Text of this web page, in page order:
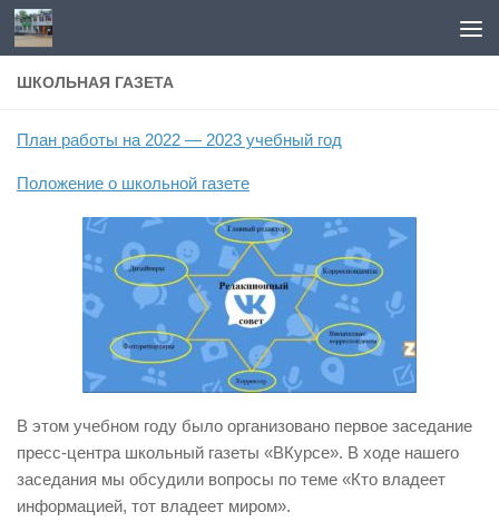
Перейти к содержимому
ШКОЛЬНАЯ ГАЗЕТА
План работы на 2022 — 2023 учебный год
Положение о школьной газете
В этом учебном году было организовано первое заседание
пресс-центра школьный газеты «ВКурсе». В ходе нашего
заседания мы обсудили вопросы по теме «Кто владеет
информацией, тот владеет миром».